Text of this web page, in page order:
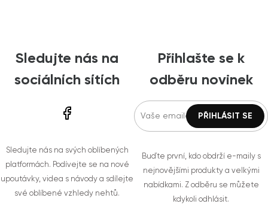
Sledujte nás na
sociálních sítích
Sledujte nás na svých oblíbených
platformách. Podívejte se na nové
upoutávky, videa s návody a sdílejte
své oblíbené vzhledy nehtů.
Přihlašte se k
odběru novinek
Buďte první, kdo obdrží e-maily s
nejnovějšími produkty a velkými
nabídkami. Z odběru se můžete
kdykoli odhlásit.